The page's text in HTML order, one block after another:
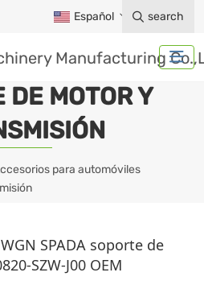
Español search
DE MOTOR Y
para automóviles
SPADA soporte de
SZW-J00 OEM